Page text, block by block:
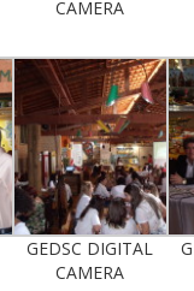
CAMERA
GEDSC DIGITAL
CAMERA